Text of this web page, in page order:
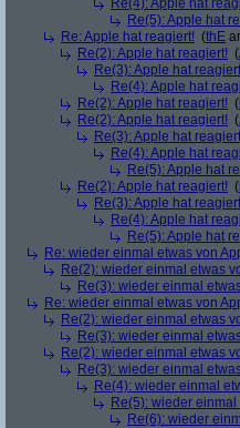
Re(4): Apple hat
Re(5): Apple hat
Re: Apple hat reagiert! (thE
Re(2): Apple hat reagiert! (
Re(3): Apple hat
Re(4): Apple hat
Re(2): Apple hat reagiert! (
Re(2): Apple hat reagiert! (
Re(3): Apple hat
Re(4): Apple hat
Re(5): Apple hat
Re(2): Apple hat reagiert! (
Re(3): Apple hat
Re(4): Apple hat
Re(5): Apple hat
Re: wieder einmal etwas von
Re(2): wieder einmal etwas
Re(3): wieder einmal
Re: wieder einmal etwas von
Re(2): wieder einmal etwas
Re(3): wieder einmal
Re(2): wieder einmal etwas
Re(3): wieder einmal
Re(4): wieder einmal
Re(5): wieder
Re(6): wieder